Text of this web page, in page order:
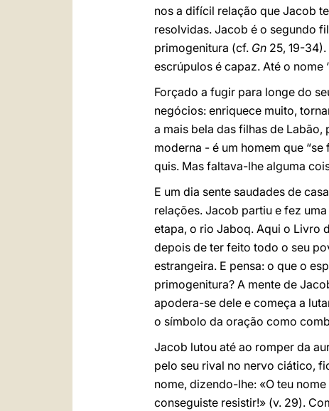
nos a difícil relação que Jacob
resolvidas. Jacob é o segundo
primogenitura (cf. Gn 25, 19-
escrúpulos é capaz. Até o nome
Forçado a fugir para longe do
negócios: enriquece muito,
a mais bela das filhas de
moderna - é um homem que
quis. Mas faltava-lhe alguma
E um dia sente saudades de
relações. Jacob partiu e fez
etapa, o rio Jaboq. Aqui o Livro
depois de ter feito todo o seu
estrangeira. E pensa: o que o
primogenitura? A mente de
apodera-se dele e começa a
o símbolo da oração como
Jacob lutou até ao romper da
pelo seu rival no nervo ciático,
nome, dizendo-lhe: «O teu
conseguiste resistir!» (v. 29).